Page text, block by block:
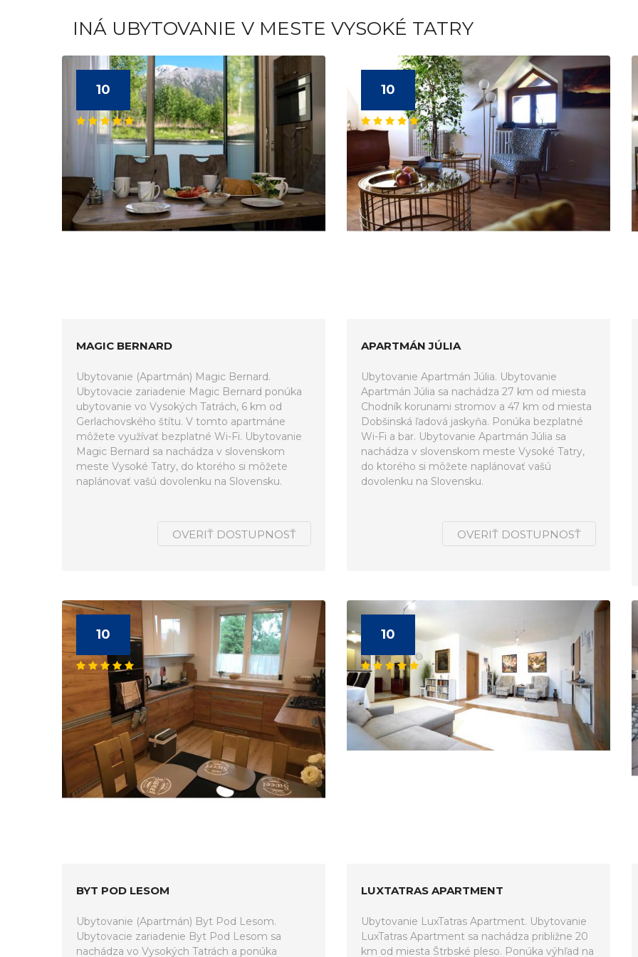
INÁ UBYTOVANIE V MESTE VYSOKÉ TATRY
10
MAGIC BERNARD
Ubytovanie (Apartmán) Magic Bernard.
Ubytovacie zariadenie Magic Bernard ponúka
ubytovanie vo Vysokých Tatrách, 6 km od
Gerlachovského štítu. V tomto apartmáne
môžete využívať bezplatné Wi-Fi. Ubytovanie
Magic Bernard sa nachádza v slovenskom
meste Vysoké Tatry, do ktorého si môžete
naplánovať vašú dovolenku na Slovensku.
OVERIŤ DOSTUPNOSŤ
10
APARTMÁN JÚLIA
Ubytovanie Apartmán Júlia. Ubytovanie
Apartmán Júlia sa nachádza 27 km od miesta
Chodník korunami stromov a 47 km od miesta
Dobšinská ľadová jaskyňa. Ponúka bezplatné
Wi-Fi a bar. Ubytovanie Apartmán Júlia sa
nachádza v slovenskom meste Vysoké Tatry,
do ktorého si môžete naplánovať vašú
dovolenku na Slovensku.
OVERIŤ DOSTUPNOSŤ
10
BYT POD LESOM
Ubytovanie (Apartmán) Byt Pod Lesom.
Ubytovacie zariadenie Byt Pod Lesom sa
nachádza vo Vysokých Tatrách a ponúka
10
LUXTATRAS APARTMENT
Ubytovanie LuxTatras Apartment. Ubytovanie
LuxTatras Apartment sa nachádza približne 20
km od miesta Štrbské pleso. Ponúka výhľad na